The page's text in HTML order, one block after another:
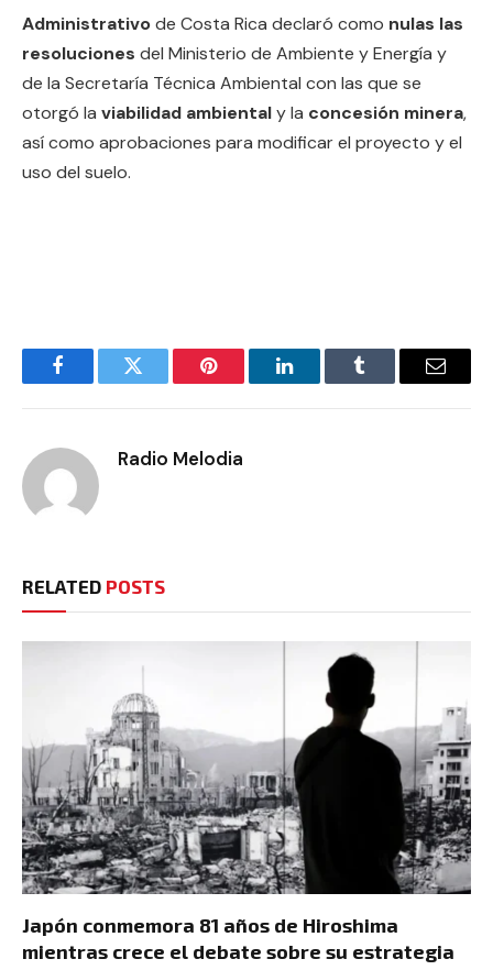
Administrativode Costa Rica declaró como nulas las
resoluciones del Ministerio de Ambiente y Energía y
de la Secretaría Técnica Ambiental con las que se
otorgó la viabilidad ambientaly la concesión minera,
así como aprobaciones para modificar el proyecto y el
uso del suelo.
FacebookTwitter Pinterest LinkedInTumblr Email
Radio Melodia
RELATED POSTS
Japón conmemora 81 años de Hiroshima
mientras crece el debate sobre su estrategia